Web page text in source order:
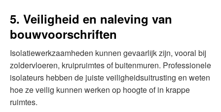
5. Veiligheid en naleving van
bouwvoorschriften
Isolatiewerkzaamheden kunnen gevaarlijk zijn, vooral bij
zoldervloeren, kruipruimtes of buitenmuren. Professionele
isolateurs hebben de juiste veiligheidsuitrusting en weten
hoe ze veilig kunnen werken op hoogte of in krappe
ruimtes.